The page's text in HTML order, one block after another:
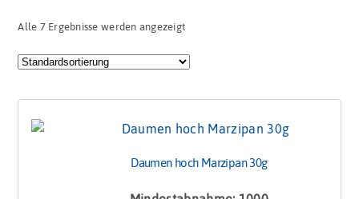
Alle 7 Ergebnisse werden angezeigt
Daumen hoch Marzipan 30g